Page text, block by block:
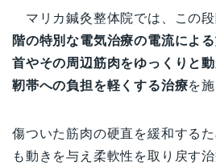
マリカ鍼灸整体院では、この段
階の特別な電気治療の電流によ
首やその周辺筋肉をゆっくりと動
靭帯への負担を軽くする治療を
傷ついた筋肉の硬直を緩和する
も動きを与え柔軟性を取り戻す